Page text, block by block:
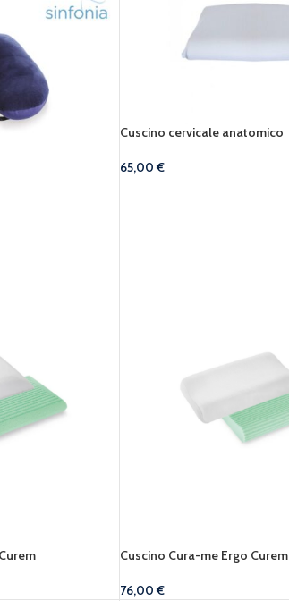
Cuscino cervicale anatomico
65,00€
Cuscino Cura-me Ergo Curem
76,00€